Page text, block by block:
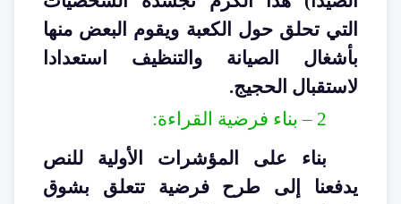
التي تحلق حول الكعبة ويقوم البعض منها
بأشغال الصيانة والتنظيف استعدادا
لاستقبال الحجيج.
2 –
بناء فرضية القراءة:
بناء على المؤشرات الأولية للنص
يدفعنا إلى طرح فرضية تتعلق بشوق